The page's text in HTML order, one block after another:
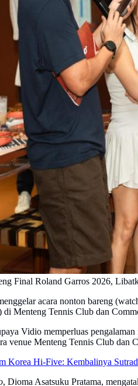
Final Roland Garros 2026,
acara nonton bareng
Menteng Tennis Club dan
Vidio memperluas
venue Menteng Tennis Club dan
Korea Hi-Five: Kembalinya
, Dioma Asatsuku Pratama,